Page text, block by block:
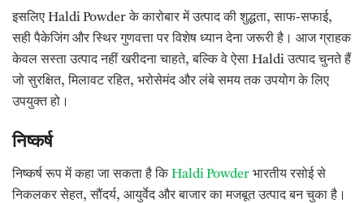
इसलिए Haldi Powder के कारोबार में उत्पाद की शुद्धता, साफ-सफाई,
सही पैकेजिंग और स्थिर गुणवत्ता पर विशेष ध्यान देना जरूरी है। आज ग्राहक
केवल सस्ता उत्पाद नहीं खरीदना चाहते, बल्कि वे ऐसा Haldi उत्पाद चुनते हैं
जो सुरक्षित, मिलावट रहित, भरोसेमंद और लंबे समय तक उपयोग के लिए
उपयुक्त हो।
निष्कर्ष
निष्कर्ष रूप में कहा जा सकता है किHaldi Powder भारतीय रसोई से
निकलकर सेहत, सौंदर्य, आयुर्वेद और बाजार का मजबूत उत्पाद बन चुका है।